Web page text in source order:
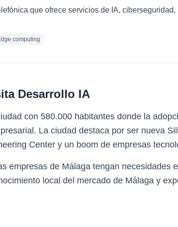
que ofrece servicios de IA,
computing
Desarrollo IA
con 580.000 habitantes donde la
La ciudad destaca por ser nueva
Center y un boom de empresas
empresas de Málaga tengan necesidades
local del mercado de Málaga y